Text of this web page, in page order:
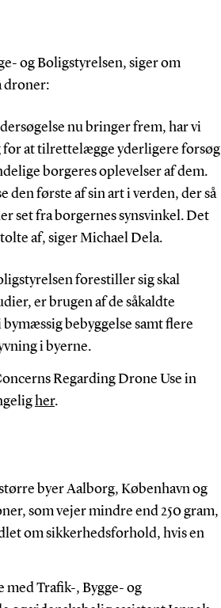
og Boligstyrelsen, siger om
droner:
nu bringer frem, har vi
for at tilrettelægge yderligere forsøg
borgeres oplevelser af dem.
den første af sin art i verden, der så
set fra borgernes synsvinkel. Det
af, siger Michael Dela.
forestiller sig skal
er brugen af de såkaldte
bebyggelse samt flere
i byerne.
Regarding Drone Use in
her.
byer Aalborg, København og
som vejer mindre end 250 gram,
om sikkerhedsforhold, hvis en
med Trafik-, Bygge- og